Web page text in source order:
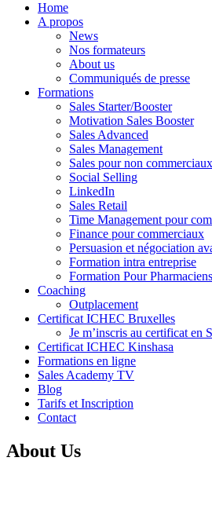
Home
A propos
News
Nos formateurs
About us
Communiqués de presse
Formations
Sales Starter/Booster
Motivation Sales Booster
Sales Advanced
Sales Management
Sales pour non commerciaux
Social Selling
LinkedIn
Sales Retail
Time Management pour
Finance pour commerciaux
Persuasion et négociation
Formation intra entreprise
Formation Pour Pharmaciens
Coaching
Outplacement
Certificat ICHEC Bruxelles
Je m’inscris au certificat en
Certificat ICHEC Kinshasa
Formations en ligne
Sales Academy TV
Blog
Tarifs et Inscription
Contact
About Us